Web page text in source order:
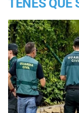
TENES QUE